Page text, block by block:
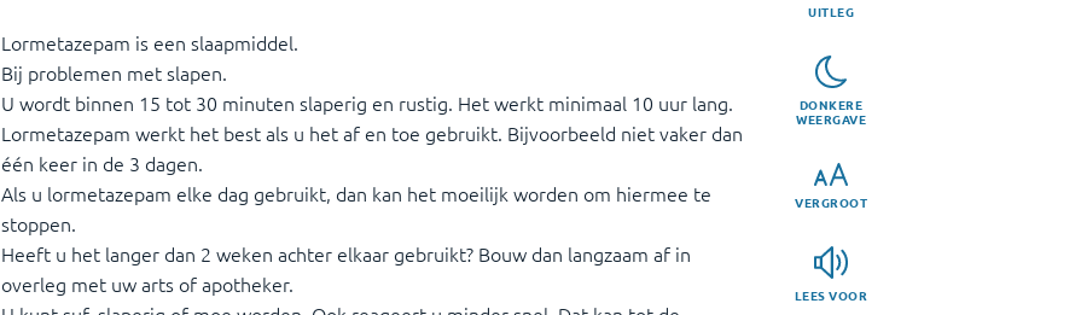
UITLEG
DONKERE
WEERGAVE
VERGROOT
LEES VOOR
Lormetazepam is een slaapmiddel.
Bij problemen met slapen.
U wordt binnen 15 tot 30 minuten slaperig en rustig. Het werkt minimaal 10 uur lang.
Lormetazepam werkt het best als u het af en toe gebruikt. Bijvoorbeeld niet vaker dan
één keer in de 3 dagen.
Als u lormetazepam elke dag gebruikt, dan kan het moeilijk worden om hiermee te
stoppen.
Heeft u het langer dan 2 weken achter elkaar gebruikt? Bouw dan langzaam af in
overleg met uw arts of apotheker.